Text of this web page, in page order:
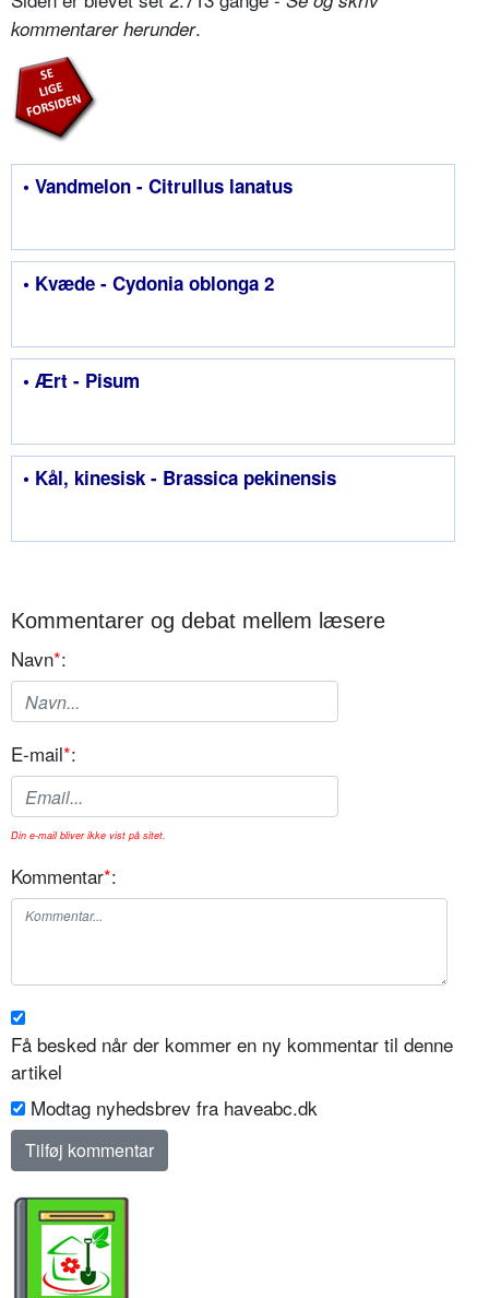
kommentarer herunder.
• Vandmelon - Citrullus lanatus
• Kvæde - Cydonia oblonga 2
• Ært - Pisum
• Kål, kinesisk - Brassica pekinensis
Kommentarer og debat mellem læsere
Navn*:
E-mail*:
Din e-mail bliver ikke vist på sitet.
Kommentar*:
Få besked når der kommer en ny kommentar til denne
artikel
Modtag nyhedsbrev fra haveabc.dk